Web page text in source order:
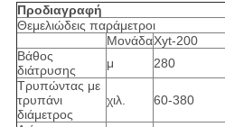
Προδιαγραφή
Θεμελιώδεις παράμετροι
ΜονάδαXyt-200
Βάθος
διάτρυσης
μ 280
Τρυπώντας με
τρυπάνι
διάμετρος
χιλ. 60-380